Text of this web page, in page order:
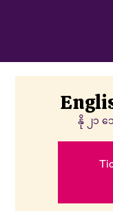
နို ၂၁ သ